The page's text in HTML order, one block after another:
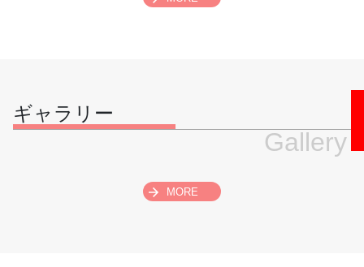
スクロールできます
ギャラリー
Gallery
MORE